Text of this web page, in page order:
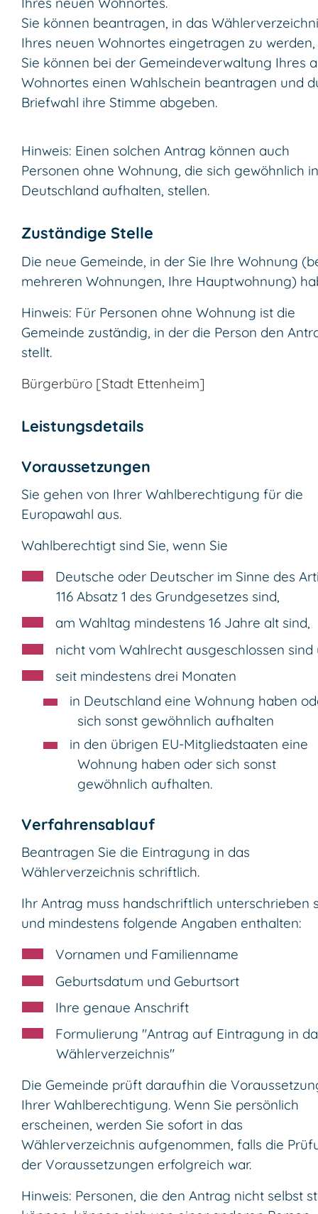
Sie können beantragen, in das
Ihres neuen Wohnortes eingetragen zu
Sie können bei der Gemeindeverwaltung Ihres
Wohnortes einen Wahlschein beantragen und
Briefwahl ihre Stimme abgeben.
Hinweis: Einen solchen Antrag können auch
Personen ohne Wohnung, die sich gewöhnlich in
Deutschland aufhalten, stellen.
Zuständige Stelle
Die neue Gemeinde, in der Sie Ihre Wohnung
mehreren Wohnungen, Ihre Hauptwohnung)
Hinweis: Für Personen ohne Wohnung ist die
Gemeinde zuständig, in der die Person den
stellt.
Bürgerbüro [Stadt Ettenheim]
Leistungsdetails
Voraussetzungen
Sie gehen von Ihrer Wahlberechtigung für die
Europawahl aus.
Wahlberechtigt sind Sie, wenn Sie
Deutsche oder Deutscher im Sinne des
116 Absatz 1 des Grundgesetzes sind,
am Wahltag mindestens 16 Jahre alt sind,
nicht vom Wahlrecht ausgeschlossen sind
seit mindestens drei Monaten
in Deutschland eine Wohnung haben
sich sonst gewöhnlich aufhalten
in den übrigen EU-Mitgliedstaaten eine
Wohnung haben oder sich sonst
gewöhnlich aufhalten.
Verfahrensablauf
Beantragen Sie die Eintragung in das
Wählerverzeichnis schriftlich.
Ihr Antrag muss handschriftlich unterschrieben
und mindestens folgende Angaben enthalten:
Vornamen und Familienname
Geburtsdatum und Geburtsort
Ihre genaue Anschrift
Formulierung "Antrag auf Eintragung in
Wählerverzeichnis"
Die Gemeinde prüft daraufhin die
Ihrer Wahlberechtigung. Wenn Sie persönlich
erscheinen, werden Sie sofort in das
Wählerverzeichnis aufgenommen, falls die
der Voraussetzungen erfolgreich war.
Hinweis: Personen, die den Antrag nicht selbst